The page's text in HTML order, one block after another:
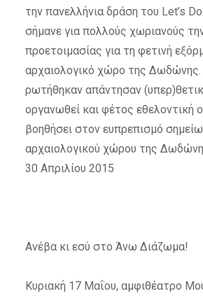
την πανελλήνια δράση του Let’s
σήμανε για πολλούς χωριανούς
προετοιμασίας για τη φετινή
αρχαιολογικό χώρο της Δωδώνης.
ρωτήθηκαν απάντησαν
οργανωθεί και φέτος εθελοντική
βοηθήσει στον ευπρεπισμό
αρχαιολογικού χώρου της
30 Απριλίου 2015
Ανέβα κι εσύ στο Άνω Διάζωμα!
Κυριακή 17 Μαΐου, αμφιθέατρο